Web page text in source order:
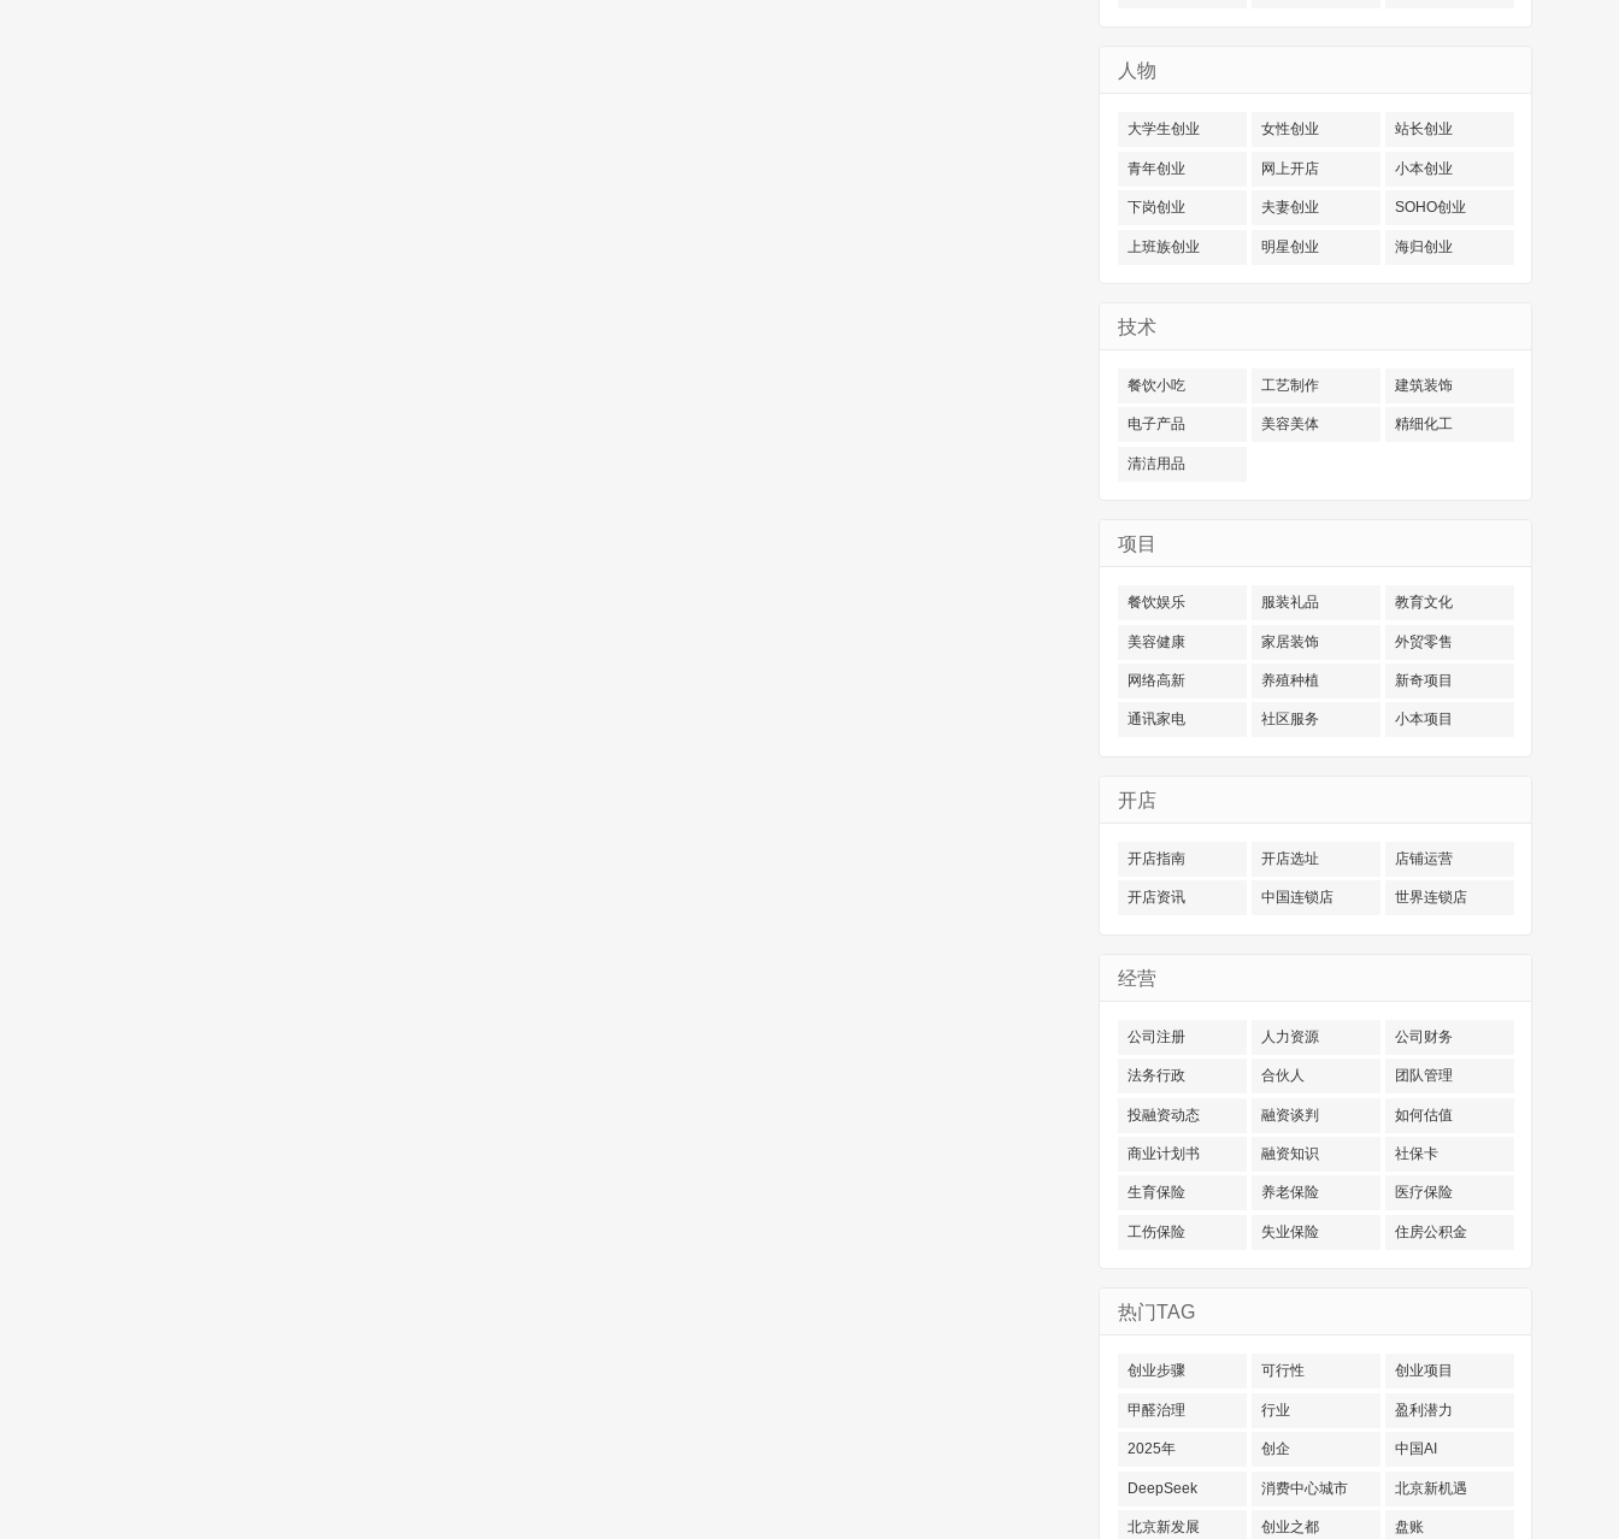
人物
大学生创业 女性创业 站长创业
青年创业 网上开店 小本创业
下岗创业 夫妻创业 SOHO创业
上班族创业 明星创业 海归创业
技术
餐饮小吃 工艺制作 建筑装饰
电子产品 美容美体 精细化工
清洁用品
项目
餐饮娱乐 服装礼品 教育文化
美容健康 家居装饰 外贸零售
网络高新 养殖种植 新奇项目
通讯家电 社区服务 小本项目
开店
开店指南 开店选址 店铺运营
开店资讯 中国连锁店 世界连锁店
经营
公司注册 人力资源 公司财务
法务行政 合伙人 团队管理
投融资动态 融资谈判 如何估值
商业计划书 融资知识 社保卡
生育保险 养老保险 医疗保险
工伤保险 失业保险 住房公积金
热门TAG
创业步骤 可行性 创业项目
甲醛治理 行业 盈利潜力
2025年 创企 中国AI
DeepSeek 消费中心城市 北京新机遇
北京新发展 创业之都 盘账